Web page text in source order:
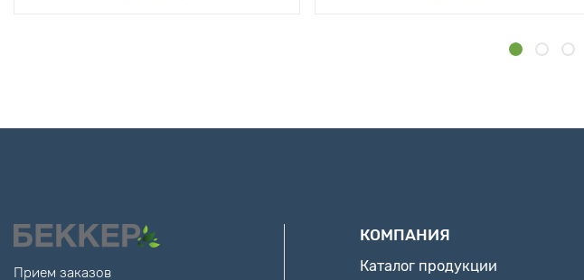
Прием заказов
КОМПАНИЯ
Каталог продукции